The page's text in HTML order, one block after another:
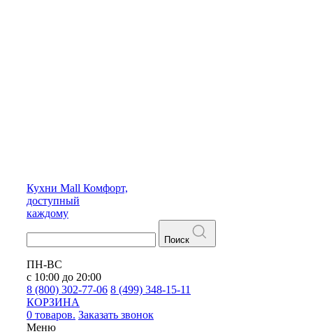
Кухни Mall Комфорт,
доступный
каждому
Поиск
ПН-ВС
с 10:00 до 20:00
8 (800) 302-77-06 8 (499) 348-15-11
КОРЗИНА
0 товаров. Заказать звонок
Меню